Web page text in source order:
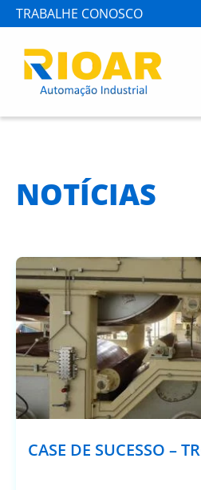
TRABALHE CONOSCO
NOTÍCIAS
CASE DE SUCESSO –